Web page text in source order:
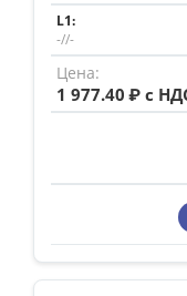
-//-
1 977.40 ₽ с